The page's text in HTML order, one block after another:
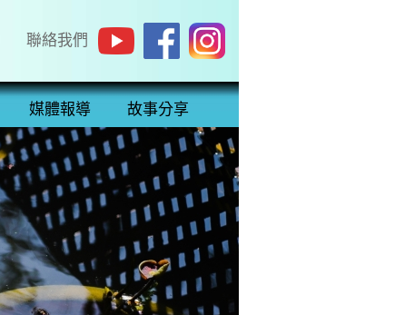
聯絡我們
媒體報導 故事分享